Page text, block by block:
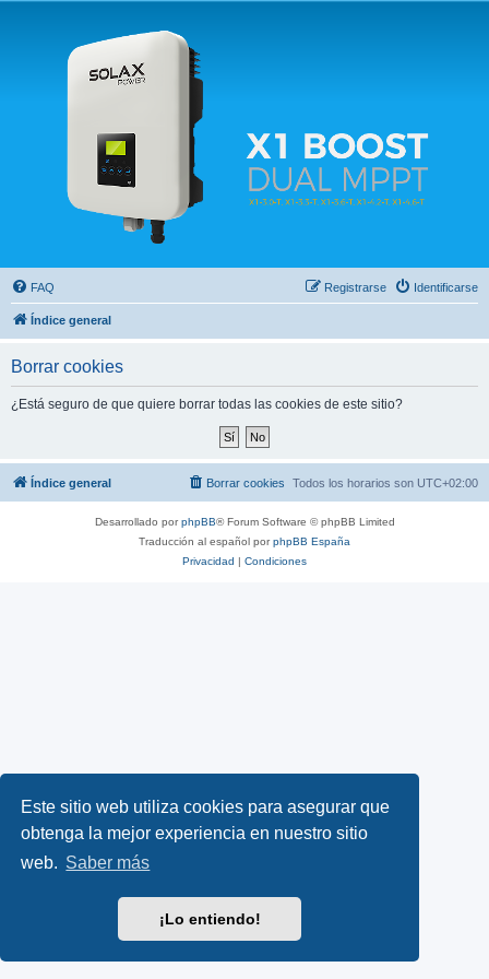
Este sitio web utiliza cookies para asegurar que
obtenga la mejor experiencia en nuestro sitio
web. Saber más
¡Lo entiendo!
Solax FAQ
Lugar para intercambiar dudas sobre inversores solares Solax y temas relacionados.
FAQ Identificarse
Registrarse
Índice general
Borrar cookies
¿Está seguro de que quiere borrar todas las cookies de este sitio?
Índice general Todos los horarios son UTC+02:00
Borrar cookies
Desarrollado porphpBB® Forum Software © phpBB Limited
Traducción al español porphpBB España
Privacidad | Condiciones